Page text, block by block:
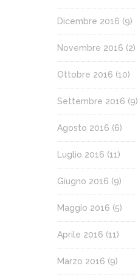
Dicembre 2016 (9)
Novembre 2016 (2)
Ottobre 2016 (10)
Settembre 2016 (9)
Agosto 2016 (6)
Luglio 2016 (11)
Giugno 2016 (9)
Maggio 2016 (5)
Aprile 2016 (11)
Marzo 2016 (9)